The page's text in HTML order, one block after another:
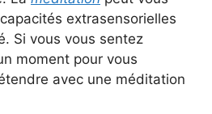
extrasensorielles
Si vous vous sentez
moment pour vous
avec une méditation